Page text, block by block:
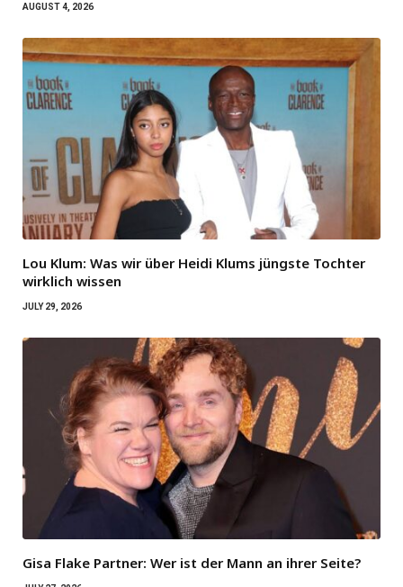
AUGUST 4, 2026
Lou Klum: Was wir über Heidi Klums jüngste Tochter
wirklich wissen
JULY 29, 2026
Gisa Flake Partner: Wer ist der Mann an ihrer Seite?